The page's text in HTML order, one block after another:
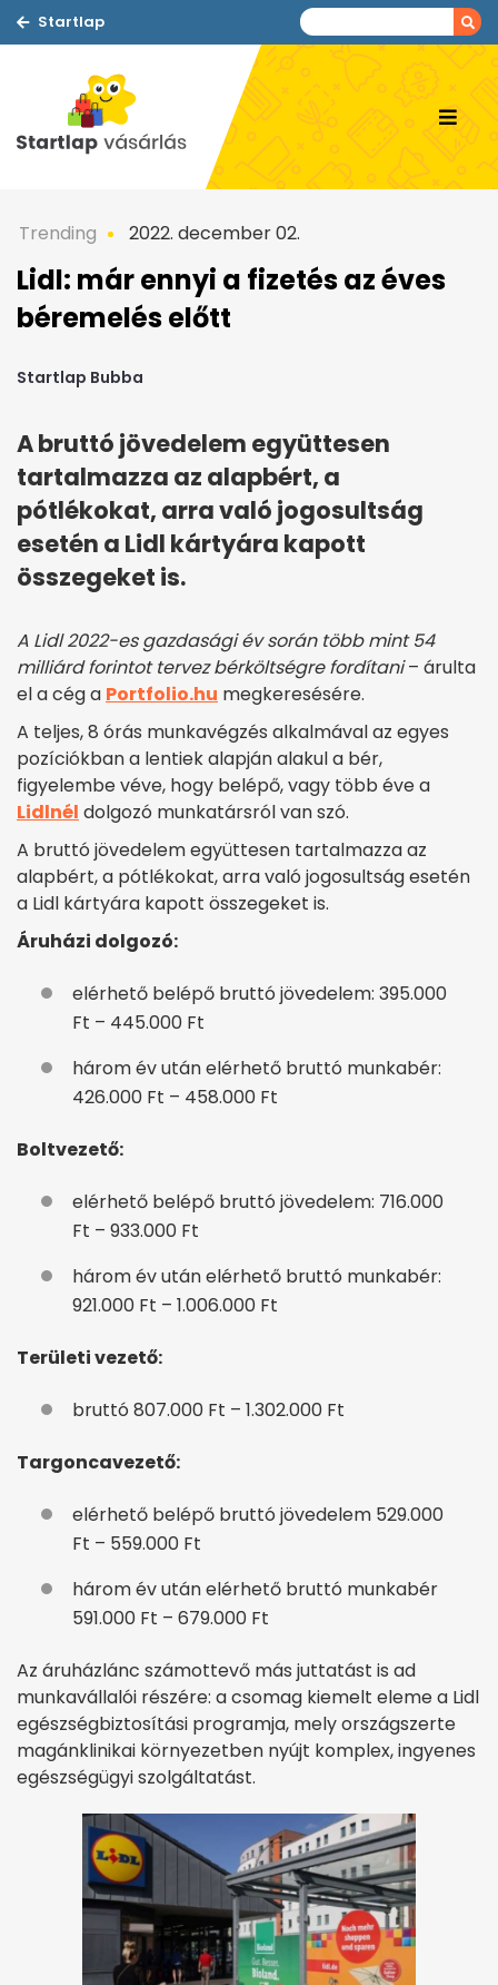
Startlap
Trending 2022. december 02.
Lidl: már ennyi a fizetés az éves
béremelés előtt
Startlap Bubba
A bruttó jövedelem együttesen
tartalmazza az alapbért, a
pótlékokat, arra való jogosultság
esetén a Lidl kártyára kapott
összegeket is.
A Lidl 2022-es gazdasági év során több mint 54
milliárd forintot tervez bérköltségre fordítani– árulta
el a cég a Portfolio.hu megkeresésére.
A teljes, 8 órás munkavégzés alkalmával az egyes
pozíciókban a lentiek alapján alakul a bér,
figyelembe véve, hogy belépő, vagy több éve a
Lidlnél dolgozó munkatársról van szó.
A bruttó jövedelem együttesen tartalmazza az
alapbért, a pótlékokat, arra való jogosultság esetén
a Lidl kártyára kapott összegeket is.
Áruházi dolgozó:
elérhető belépő bruttó jövedelem: 395.000
Ft – 445.000 Ft
három év után elérhető bruttó munkabér:
426.000 Ft – 458.000 Ft
Boltvezető:
elérhető belépő bruttó jövedelem: 716.000
Ft – 933.000 Ft
három év után elérhető bruttó munkabér:
921.000 Ft – 1.006.000 Ft
Területi vezető:
bruttó 807.000 Ft – 1.302.000 Ft
Targoncavezető:
elérhető belépő bruttó jövedelem 529.000
Ft – 559.000 Ft
három év után elérhető bruttó munkabér
591.000 Ft – 679.000 Ft
Az áruházlánc számottevő más juttatást is ad
munkavállalói részére: a csomag kiemelt eleme a Lidl
egészségbiztosítási programja, mely országszerte
magánklinikai környezetben nyújt komplex, ingyenes
egészségügyi szolgáltatást.